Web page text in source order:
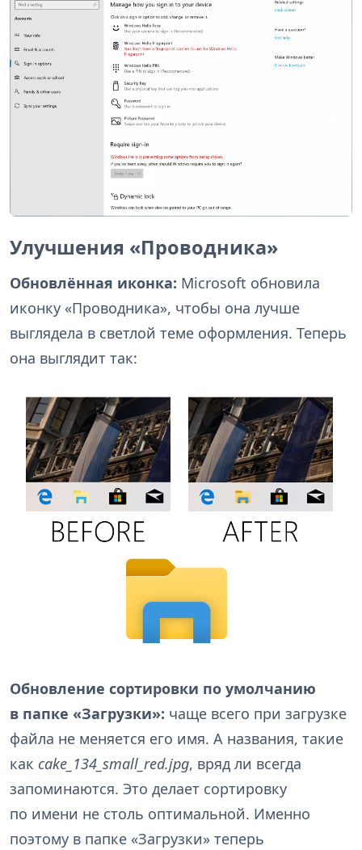
Улучшения «Проводника»
Обновлённая иконка: Microsoft обновила
иконку «Проводника», чтобы она лучше
выглядела в светлой теме оформления. Теперь
она выглядит так:
Обновление сортировки по умолчанию
в папке «Загрузки»: чаще всего при загрузке
файла не меняется его имя. А названия, такие
как cake_134_small_red.jpg, вряд ли всегда
запоминаются. Это делает сортировку
по имени не столь оптимальной. Именно
поэтому в папке «Загрузки» теперь